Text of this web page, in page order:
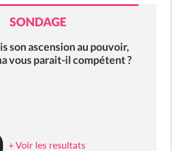
SONDAGE
son ascension au pouvoir,
vous parait-il compétent ?
+ Voir les resultats